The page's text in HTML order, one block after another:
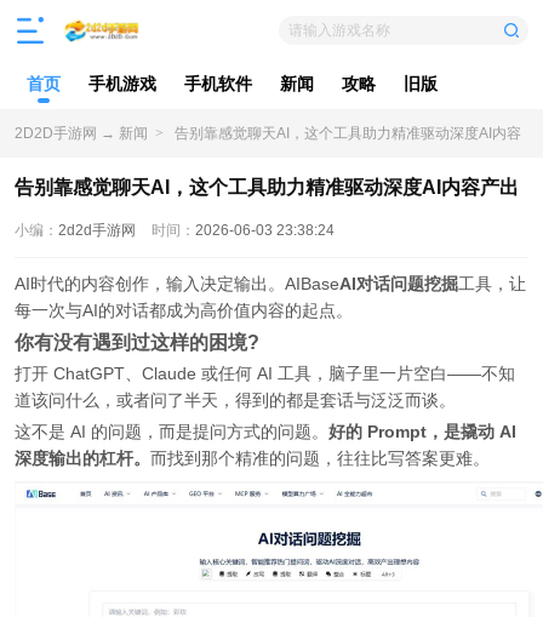
请输入游戏名称
首页 手机游戏 手机软件 新闻 攻略 旧版
2D2D手游网 → 新闻 > 告别靠感觉聊天AI，这个工具助力精准驱动深度AI内容
产出
告别靠感觉聊天AI，这个工具助力精准驱动深度AI内容产出
小编： 2d2d手游网 时间： 2026-06-03 23:38:24
AI时代的内容创作，输入决定输出。AIBaseAI对话问题挖掘工具，让
每一次与AI的对话都成为高价值内容的起点。
你有没有遇到过这样的困境?
打开 ChatGPT、Claude 或任何 AI 工具，脑子里一片空白——不知
道该问什么，或者问了半天，得到的都是套话与泛泛而谈。
这不是 AI 的问题，而是提问方式的问题。 好的 Prompt，是撬动 AI
深度输出的杠杆。 而找到那个精准的问题，往往比写答案更难。